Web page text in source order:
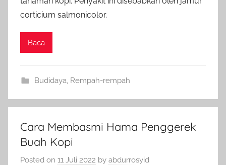
corticium salmonicolor.
Baca
Budidaya, Rempah-rempah
Cara Membasmi Hama Penggerek
Buah Kopi
Posted on 11 Juli 2022 by abdurrosyid